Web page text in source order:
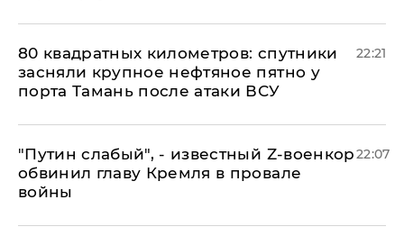
80 квадратных километров: спутники
засняли крупное нефтяное пятно у
порта Тамань после атаки ВСУ
22:21
​"Путин слабый", - известный Z-военкор
обвинил главу Кремля в провале
войны
22:07